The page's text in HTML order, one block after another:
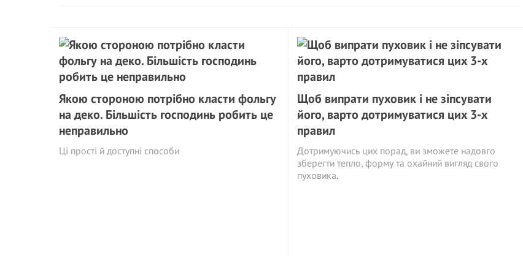
Якою стороною потрібно класти фольгу
на деко. Більшість господинь робить це
неправильно
Ці прості й доступні способи
Щоб випрати пуховик і не зіпсувати
його, варто дотримуватися цих 3-х
правил
Дотримуючись цих порад, ви зможете надовго
зберегти тепло, форму та охайний вигляд свого
пуховика.